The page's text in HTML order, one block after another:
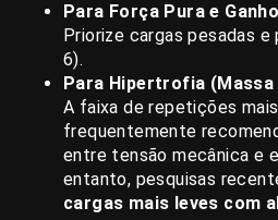
Para Força Pura e
Priorize cargas pesadas
6).
Para Hipertrofia
A faixa de repetições
frequentemente
entre tensão mecânica e
entanto, pesquisas
cargas mais leves com